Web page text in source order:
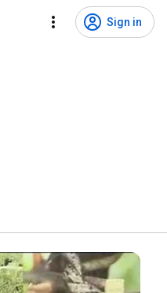
Sign in